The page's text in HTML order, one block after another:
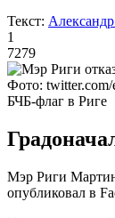
Текст:
1
7279
Фото: twitter.com/
БЧБ-флаг в Риге
Мэр Риги
опубликовал в